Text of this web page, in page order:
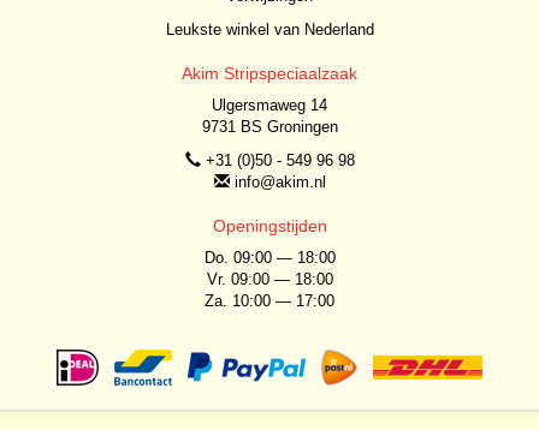
Leukste winkel van Nederland
Akim Stripspeciaalzaak
Ulgersmaweg 14
9731 BS Groningen
+31 (0)50 - 549 96 98
info@akim.nl
Openingstijden
Do. 09:00 — 18:00
Vr. 09:00 — 18:00
Za. 10:00 — 17:00